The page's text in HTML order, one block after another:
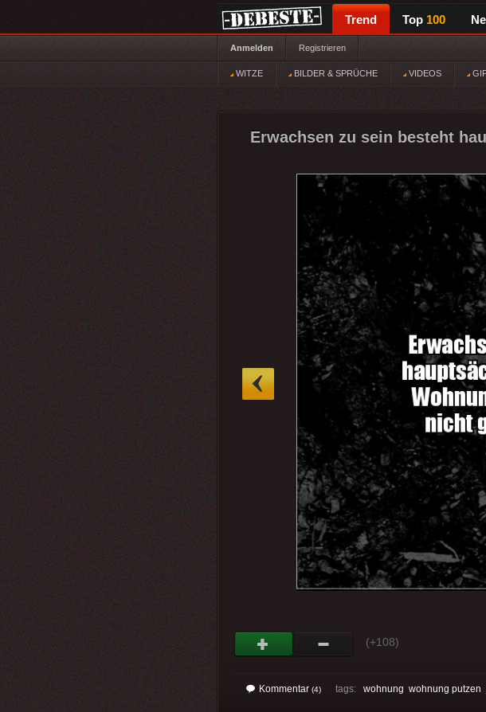
Trend Top 100
Anmelden Registrieren
WITZE BILDER & SPRÜCHE VIDEOS
Erwachsen zu sein besteht
(+108)
Kommentar (4) tags: wohnung wohnung putzen